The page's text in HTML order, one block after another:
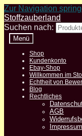
Zur Navigation
Stoffzauberland
Suchen nach:
Menü
Shop
Kundenkonto
Ebay-Shop
Willkommen im
Echtheit von
Blog
Rechtliches
AGB
Impressum